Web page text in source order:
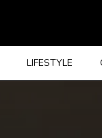
LIFESTYLE